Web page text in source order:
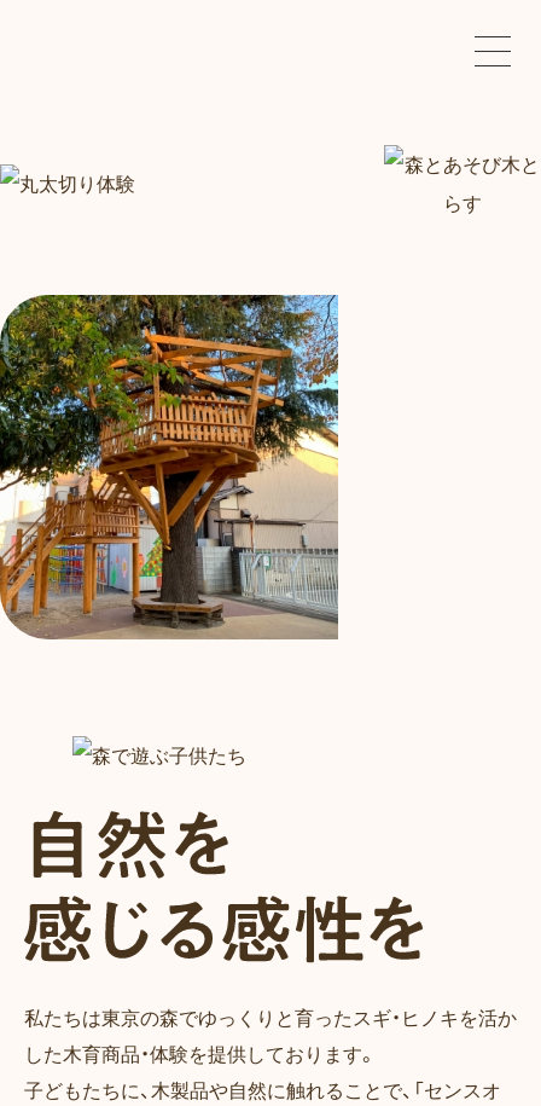
私たちは東京の森でゆっくりと育ったスギ・ヒノキを活か
した木育商品・体験を提供しております。
子どもたちに、木製品や自然に触れることで、「センスオ